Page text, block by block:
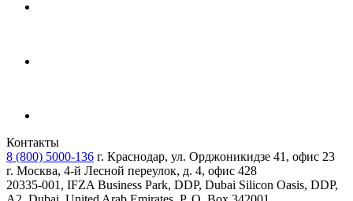
Контакты
8 (800) 5000-136 г. Краснодар, ул. Орджоникидзе 41, офис 23
г. Москва, 4-й Лесной переулок, д. 4, офис 428
20335-001, IFZA Business Park, DDP, Dubai Silicon Oasis, DDP,